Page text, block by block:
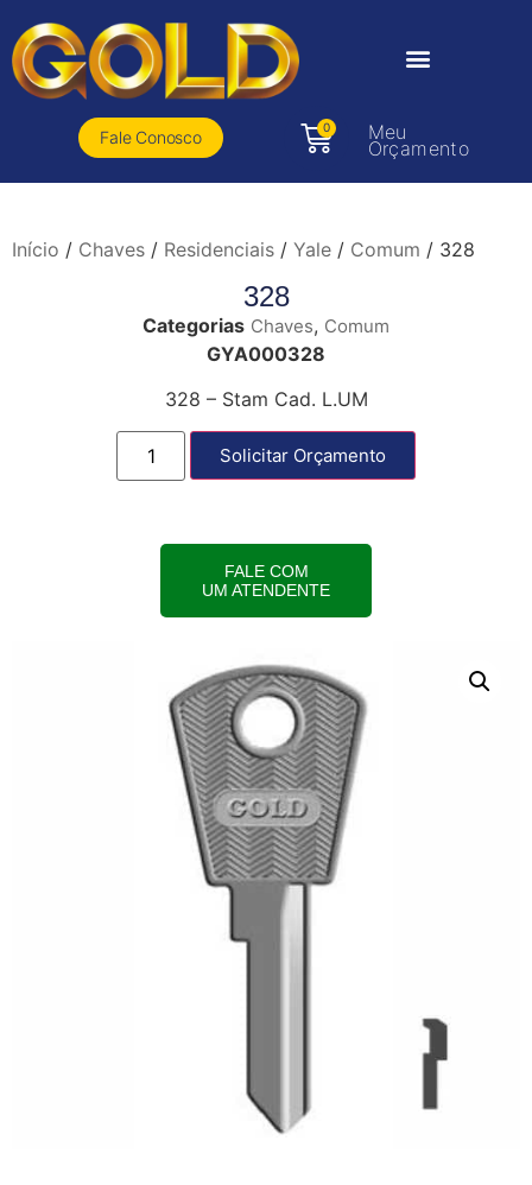
Fale Conosco
0 Meu
Orçamento
Início / Chaves / Residenciais / Yale / Comum / 328
328
Categorias Chaves, Comum
GYA000328
328 – Stam Cad. L.UM
Solicitar Orçamento
FALE COM
UM ATENDENTE